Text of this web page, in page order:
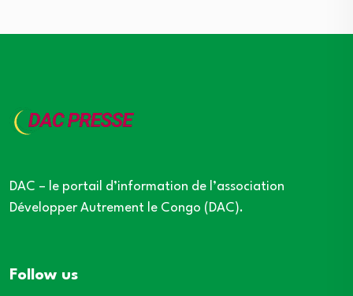
DAC – le portail d’information de l’association
Développer Autrement le Congo (DAC).
Follow us